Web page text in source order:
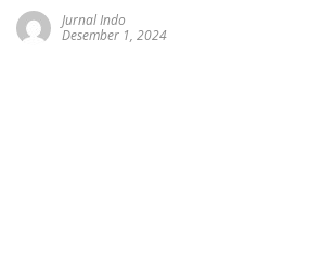
Jurnal Indo
Desember 1, 2024